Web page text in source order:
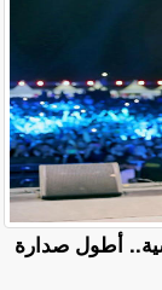
أطول صدارة